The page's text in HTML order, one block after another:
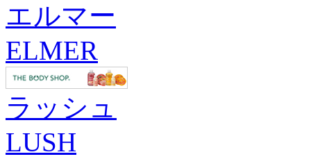
エルマー
ELMER
ラッシュ
LUSH